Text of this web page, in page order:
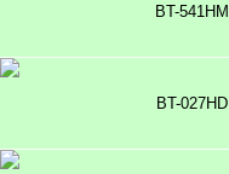
BT-541HM
BT-027HD